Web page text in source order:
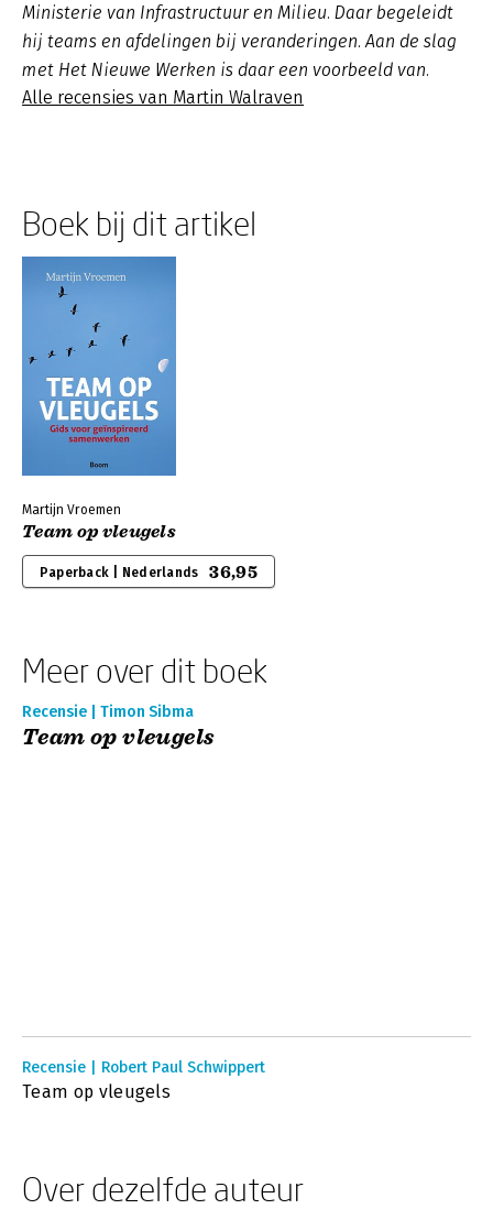
Ministerie van Infrastructuur en Milieu. Daar begeleidt
hij teams en afdelingen bij veranderingen. Aan de slag
met Het Nieuwe Werken is daar een voorbeeld van.
Alle recensies van Martin Walraven
Boek bij dit artikel
Martijn Vroemen
Team op vleugels
Paperback | Nederlands 36,95
Meer over dit boek
Recensie | Timon Sibma
Team op vleugels
Recensie | Robert Paul Schwippert
Team op vleugels
Over dezelfde auteur